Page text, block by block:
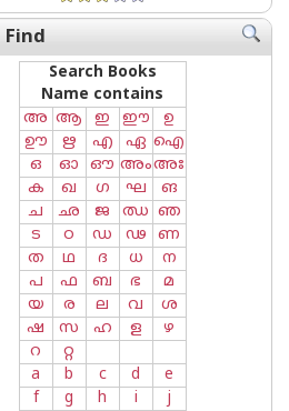
Search Books
Name contains
അ ആ ഇ ഈ
ഉ
ഊ
ഋ എ ഏ ഐ
ഒ
ഓ ഔ അംഅഃ
ക
ഖ ഗ ഘ
ങ
ച
ഛ ജ ഝ ഞ
ട
ഠ ഡ ഢ
ണ
ത
ഥ ദ ധ
ന
പ
ഫ ബ ഭ
മ
യ
ര ല വ
ശ
ഷ
സ ഹ ള
ഴ
റ
റ്റ
a
b c d
e
f
g h i
j